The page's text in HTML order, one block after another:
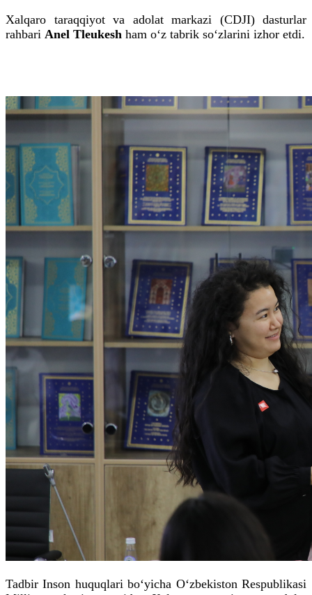
Xalqaro taraqqiyot va adolat markazi (CDJI) dasturlar
rahbari Anel Tleukesh ham o‘z tabrik so‘zlarini izhor etdi.
Tadbir Inson huquqlari bo‘yicha O‘zbekiston Respublikasi